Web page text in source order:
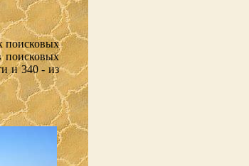
поисковых
поисковых
и 340 - из